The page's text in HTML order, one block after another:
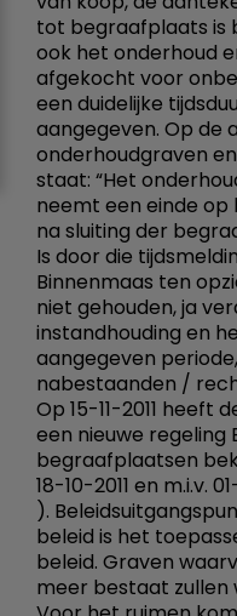
tot begraafplaats is
ook het onderhoud
afgekocht voor
een duidelijke
aangegeven. Op de
onderhoudgraven
staat: “Het
neemt een einde op
na sluiting der
Is door die
Binnenmaas ten
niet gehouden, ja
instandhouding en
aangegeven
nabestaanden /
Op 15-11-2011 heeft
een nieuwe regeling
begraafplaatsen
18-10-2011 en m.i.v.
).
beleid is het
beleid. Graven
meer bestaat zullen